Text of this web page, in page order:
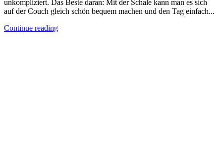
unkompliziert. Das Beste daran: Mit der Schale kann man es sich
auf der Couch gleich schön bequem machen und den Tag einfach...
Continue reading